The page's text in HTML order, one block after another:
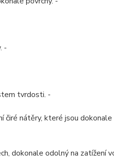
-
tvrdosti. -
čiré nátěry, které jsou
dokonale odolný na zatížení